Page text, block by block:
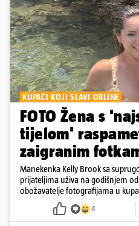
KUPAĆI KOJI SLAVI OBLINE
FOTO Žena s
tijelom'
zaigranim
Manekenka Kelly Brook sa
prijateljima uživa na godišnjem
obožavatelje fotografijama u
4